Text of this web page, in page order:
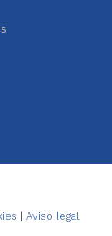
Aviso legal